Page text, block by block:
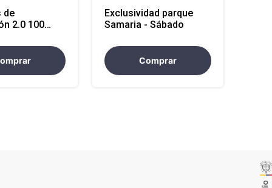
de
2.0 100
Exclusividad parque
Samaria - Sábado
Comprar